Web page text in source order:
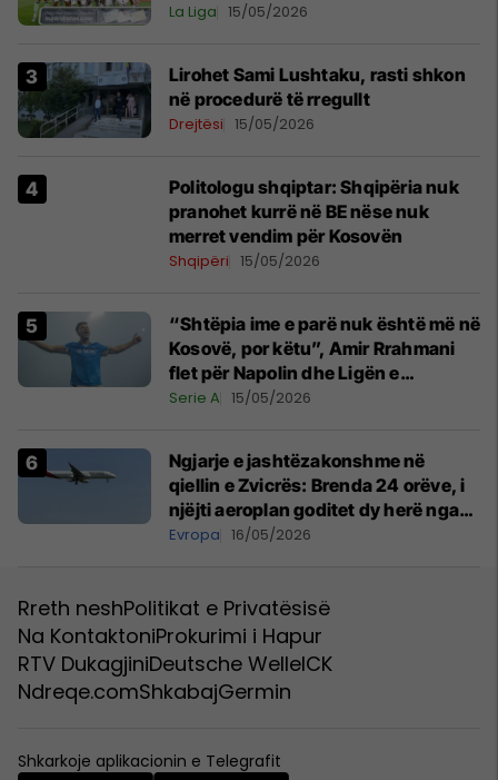
La Liga 15/05/2026
Lirohet Sami Lushtaku, rasti shkon
në procedurë të rregullt
Drejtësi 15/05/2026
Politologu shqiptar: Shqipëria nuk
pranohet kurrë në BE nëse nuk
merret vendim për Kosovën
Shqipëri 15/05/2026
“Shtëpia ime e parë nuk është më në
Kosovë, por këtu”, Amir Rrahmani
flet për Napolin dhe Ligën e
Kampionëve
Serie A 15/05/2026
Ngjarje e jashtëzakonshme në
qiellin e Zvicrës: Brenda 24 orëve, i
njëjti aeroplan goditet dy herë nga
rrufeja
Evropa 16/05/2026
Rreth neshPolitikat e Privatësisë
Na KontaktoniProkurimi i Hapur
RTV DukagjiniDeutsche WelleICK
Ndreqe.comShkabajGermin
Shkarkoje aplikacionin e Telegrafit